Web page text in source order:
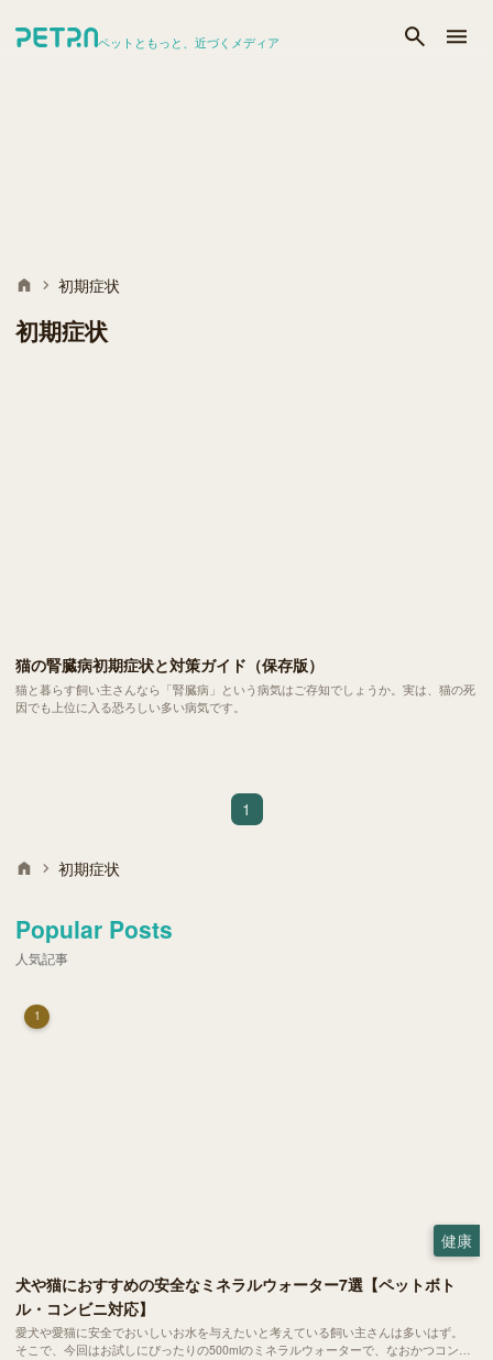
ペットともっと、近づくメディア
初期症状
初期症状
猫の腎臓病初期症状と対策ガイド（保存版）
猫と暮らす飼い主さんなら「腎臓病」という病気はご存知でしょうか。実は、猫の死
因でも上位に入る恐ろしい多い病気です。
1
初期症状
Popular Posts
人気記事
1
健康
犬や猫におすすめの安全なミネラルウォーター7選【ペットボト
ル・コンビニ対応】
愛犬や愛猫に安全でおいしいお水を与えたいと考えている飼い主さんは多いはず。
そこで、今回はお試しにぴったりの500mlのミネラルウォーターで、なおかつコンビ